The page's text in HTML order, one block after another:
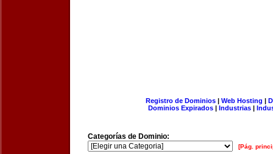
Registro de Dominios| Web Hosting |
Dominios Expirados | Industrias |
Categorías de Dominio:
[Pág.